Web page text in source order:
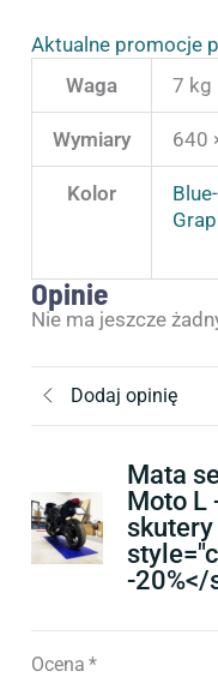
Aktualne promocje
Waga
7 kg
Wymiary 640
Kolor
Opinie
Nie ma jeszcze
Dodaj opinię
Mata
Moto L
skutery
-20%</
Ocena *